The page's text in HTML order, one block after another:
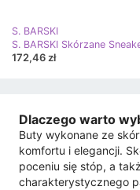
S. BARSKI
S. BARSKI Skórzane
172,46 zł
Dlaczego warto
Buty wykonane ze
komfortu i elegancji.
poceniu się stóp, a
charakterystycznego